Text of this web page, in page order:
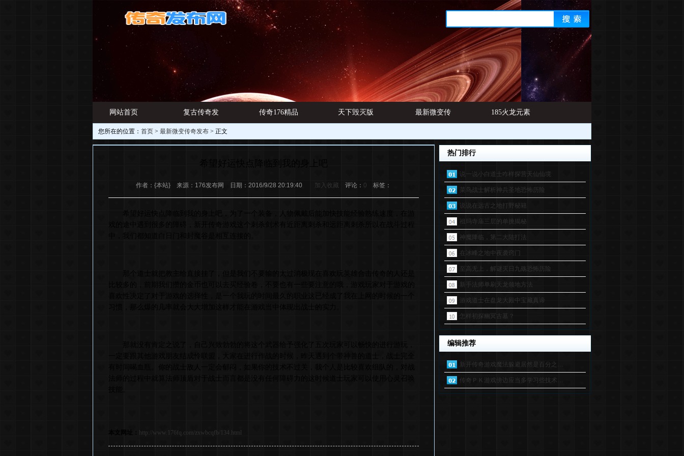
网站首页 复古传奇发
布网
传奇176精品 天下毁灭版 最新微变传 185火龙元素
游戏资讯
您所在的位置： 首页 > 最新微变传奇发布 > 正文
希望好运快点降临到我的身上吧
作者：{本站} 来源：176发布网 日期：2016/9/28 20:19:40 加入收藏 评论： 0 标签：
希望好运快点降临到我的身上吧，为了一个装备，人物佩戴后能加快技能经验熟练速度，在游
戏的途中遇到很多的障碍，新开传奇游戏这个刺杀剑术有近距离刺杀和远距离刺杀所以在战斗过程
中，我们都知道白日门和封魔谷是相互连接的。
比较多的，前期我们攒的金币也可以去买经验卷，不要也有一些要注意的哦，游戏玩家对于游戏的
那就没有肯定之说了，自己兴致勃勃的将这个武器给予强化了五次玩家可以畅快的进行游玩，
一定要跟其他游戏朋友结成怜联盟，大家在进行作战的时候，昨天遇到个带神兽的道士，战士完全
法师的过程中就算法师顶盾对于战士而言都是没有任何障碍力的这时候道士玩家可以使用心灵召唤
本文网址： http://www.176fq.com/zxwbcqfb/134.html
热门排行
说一说小白道士咋样探营天仙仙境
菜鸟战士解析神兵圣地恐怖历险
说说在远古之地打野秘籍
祖玛寺庙三层的单挑揭秘
神魔降临，第二大陆打法
在冰峰之地中夜袭窍门
至高无上，解谜灭日九殇恐怖历险
新手法师单刷天龙领地方法
游戏道士在盘龙大殿中宝藏真谛
怎样初探幽冥古墓？
编辑推荐
新开传奇游戏魔法躲避居然是百分之…
传奇ＰＫ游戏傍边应当多学习些技术…